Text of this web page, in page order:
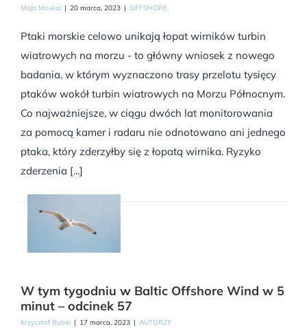
Maja Moskal | 20 marca, 2023 | OFFSHORE
Ptaki morskie celowo unikają łopat wirników turbin
wiatrowych na morzu - to główny wniosek z nowego
badania, w którym wyznaczono trasy przelotu tysięcy
ptaków wokół turbin wiatrowych na Morzu Północnym.
Co najważniejsze, w ciągu dwóch lat monitorowania
za pomocą kamer i radaru nie odnotowano ani jednego
ptaka, który zderzyłby się z łopatą wirnika. Ryzyko
zderzenia [...]
W tym tygodniu w Baltic Offshore Wind w 5
minut – odcinek 57
Krzysztof Bulski | 17 marca, 2023 | AUTORZY